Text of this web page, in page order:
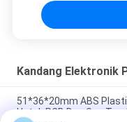
Kandang Elektronik
51*36*20mm ABS
Untuk PCB Dan Gps